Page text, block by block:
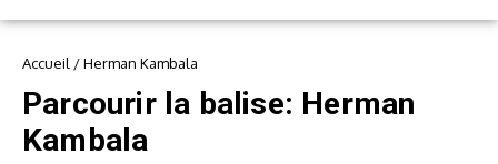
Accueil /Herman Kambala
Parcourir la balise: Herman
Kambala